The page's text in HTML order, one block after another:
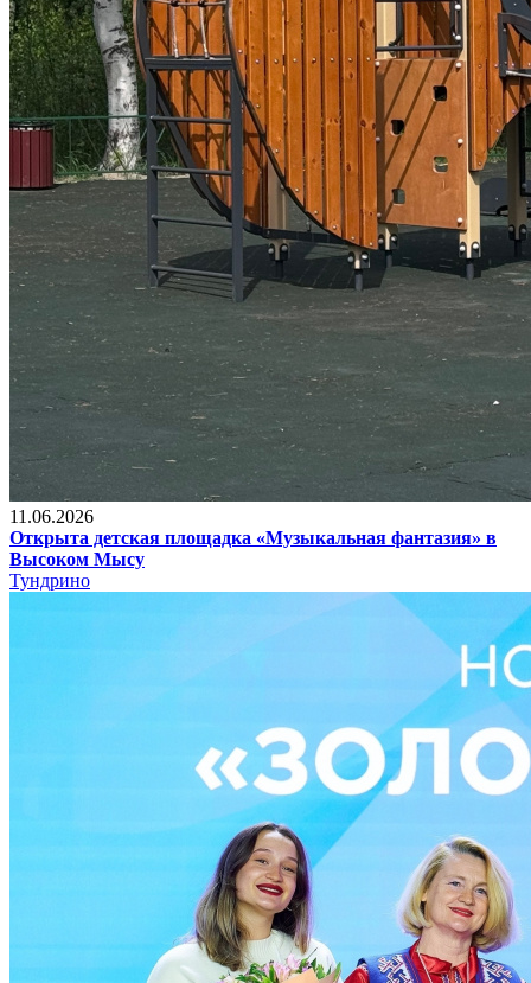
11.06.2026
Открыта детская площадка «Музыкальная фантазия» в
Высоком Мысу
Тундрино